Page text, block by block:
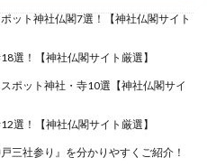
ット神社仏閣7選！【神社仏閣サイト
選！【神社仏閣サイト厳選】
ポット神社・寺10選【神社仏閣サイ
選！【神社仏閣サイト厳選】
三社参り』を分かりやすくご紹介！